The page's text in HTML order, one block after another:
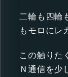
二輪も四輪
もモロにレ
この触りた
Ｎ通信を少